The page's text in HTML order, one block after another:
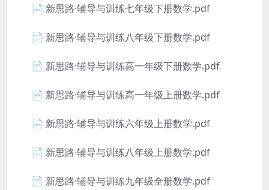
📄 新思路·辅导与训练七年级下册数学.pdf
📄 新思路·辅导与训练八年级下册数学.pdf
📄 新思路·辅导与训练高一年级下册数学.pdf
📄 新思路·辅导与训练高一年级上册数学.pdf
📄 新思路·辅导与训练六年级上册数学.pdf
📄 新思路·辅导与训练八年级上册数学.pdf
📄 新思路·辅导与训练九年级全册数学.pdf